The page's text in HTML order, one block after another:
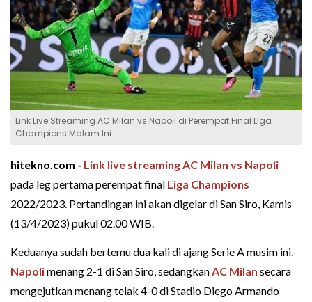
Link Live Streaming AC Milan vs Napoli di Perempat Final Liga
Champions Malam Ini
hitekno.com - Link live streaming AC Milan vs Napoli
pada leg pertama perempat final Liga Champions
2022/2023. Pertandingan ini akan digelar di San Siro, Kamis
(13/4/2023) pukul 02.00 WIB.
Keduanya sudah bertemu dua kali di ajang Serie A musim ini.
Napolimenang 2-1 di San Siro, sedangkanAC Milan secara
mengejutkan menang telak 4-0 di Stadio Diego Armando